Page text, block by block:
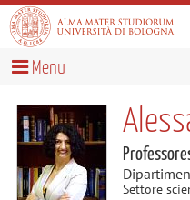
Menu
Settore